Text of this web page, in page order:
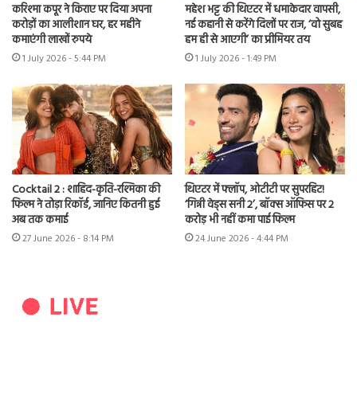
करिश्मा कपूर ने किराए पर दिया अपना
करोड़ों का आलीशान घर, हर महीने
कमाएंगी लाखों रुपये
1 July 2026 - 5:44 PM
महेश भट्ट की थिएटर में धमाकेदार वापसी,
नई कहानी से करेंगे दिलों पर राज, ‘वो सुबह
हम ही से आएगी’ का प्रीमियर तय
1 July 2026 - 1:49 PM
Cocktail 2 : शाहिद-कृति-रश्मिका की
फिल्म ने तोड़ा रिकॉर्ड, जानिए कितनी हुई
अब तक कमाई
27 June 2026 - 8:14 PM
थिएटर में फ्लॉप, ओटीटी पर सुपरहिट!
‘गिन्नी वेड्स सनी 2’, बॉक्स ऑफिस पर 2
करोड़ भी नहीं कमा पाई फिल्म
24 June 2026 - 4:44 PM